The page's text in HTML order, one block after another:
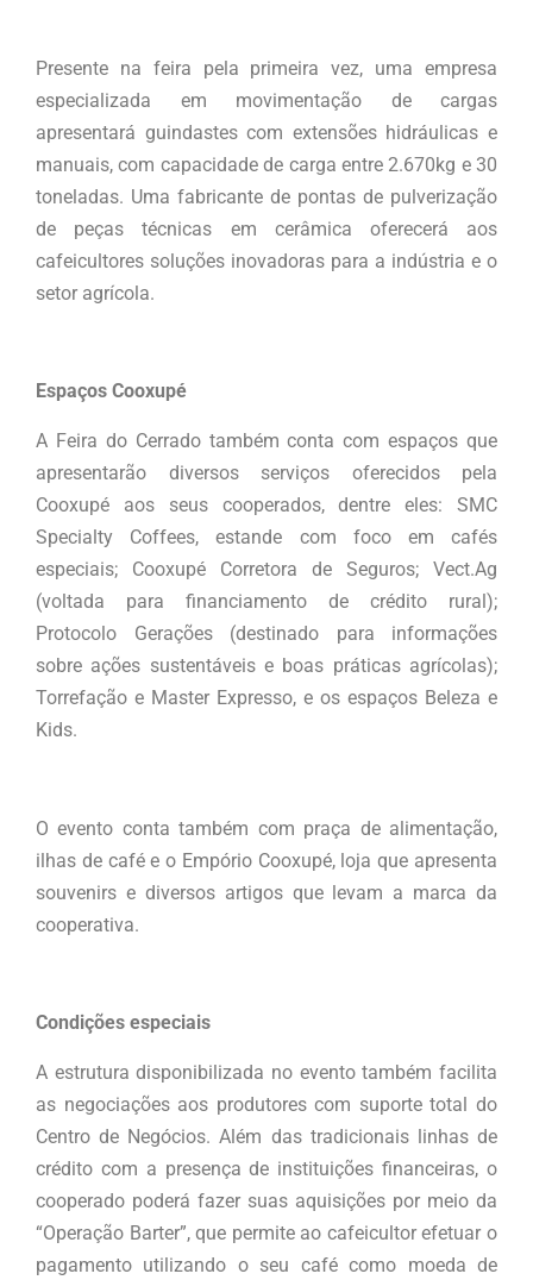
Presente na feira pela primeira vez, uma empresa
especializada em movimentação de cargas
apresentará guindastes com extensões hidráulicas e
manuais, com capacidade de carga entre 2.670kg e 30
toneladas. Uma fabricante de pontas de pulverização
de peças técnicas em cerâmica oferecerá aos
cafeicultores soluções inovadoras para a indústria e o
setor agrícola.
Espaços Cooxupé
A Feira do Cerrado também conta com espaços que
apresentarão diversos serviços oferecidos pela
Cooxupé aos seus cooperados, dentre eles: SMC
Specialty Coffees, estande com foco em cafés
especiais; Cooxupé Corretora de Seguros; Vect.Ag
(voltada para financiamento de crédito rural);
Protocolo Gerações (destinado para informações
sobre ações sustentáveis e boas práticas agrícolas);
Torrefação e Master Expresso, e os espaços Beleza e
Kids.
O evento conta também com praça de alimentação,
ilhas de café e o Empório Cooxupé, loja que apresenta
souvenirs e diversos artigos que levam a marca da
cooperativa.
Condições especiais
A estrutura disponibilizada no evento também facilita
as negociações aos produtores com suporte total do
Centro de Negócios. Além das tradicionais linhas de
crédito com a presença de instituições financeiras, o
cooperado poderá fazer suas aquisições por meio da
“Operação Barter”, que permite ao cafeicultor efetuar o
pagamento utilizando o seu café como moeda de